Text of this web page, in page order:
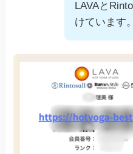
LAVAと
けています。